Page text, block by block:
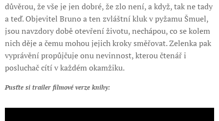
důvěrou, že vše je jen dobré, že zlo není, a když, tak ne tady
a teď. Objevitel Bruno a ten zvláštní kluk v pyžamu Šmuel,
jsou navzdory době otevření životu, nechápou, co se kolem
nich děje a čemu mohou jejich kroky směřovat. Zelenka pak
vyprávění propůjčuje onu nevinnost, kterou čtenář i
posluchač cítí v každém okamžiku.
Pusťte si trailer filmové verze knihy: